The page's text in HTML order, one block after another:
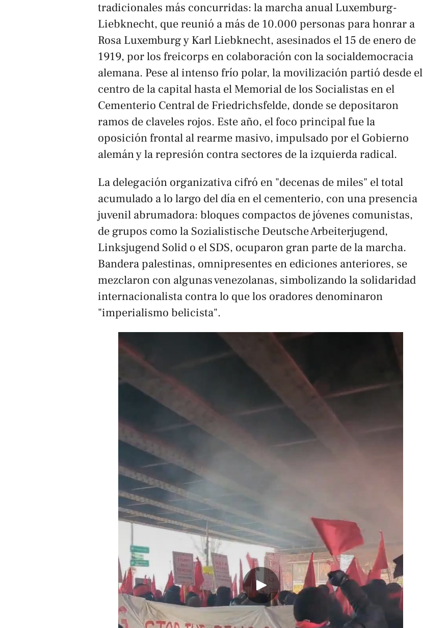
tradicionales más concurridas: la marcha anual Luxemburg-
Liebknecht, que reunió a más de 10.000 personas para honrar a
Rosa Luxemburg y Karl Liebknecht, asesinados el 15 de enero de
1919, por los freicorps en colaboración con la socialdemocracia
alemana. Pese al intenso frío polar, la movilización partió desde el
centro de la capital hasta el Memorial de los Socialistas en el
Cementerio Central de Friedrichsfelde, donde se depositaron
ramos de claveles rojos. Este año, el foco principal fue la
oposición frontal al rearme masivo, impulsado por el Gobierno
alemán y la represión contra sectores de la izquierda radical.
La delegación organizativa cifró en "decenas de miles" el total
acumulado a lo largo del día en el cementerio, con una presencia
juvenil abrumadora: bloques compactos de jóvenes comunistas,
de grupos como la Sozialistische Deutsche Arbeiterjugend,
Linksjugend Solid o el SDS, ocuparon gran parte de la marcha.
Bandera palestinas, omnipresentes en ediciones anteriores, se
mezclaron con algunas venezolanas, simbolizando la solidaridad
internacionalista contra lo que los oradores denominaron
"imperialismo belicista".